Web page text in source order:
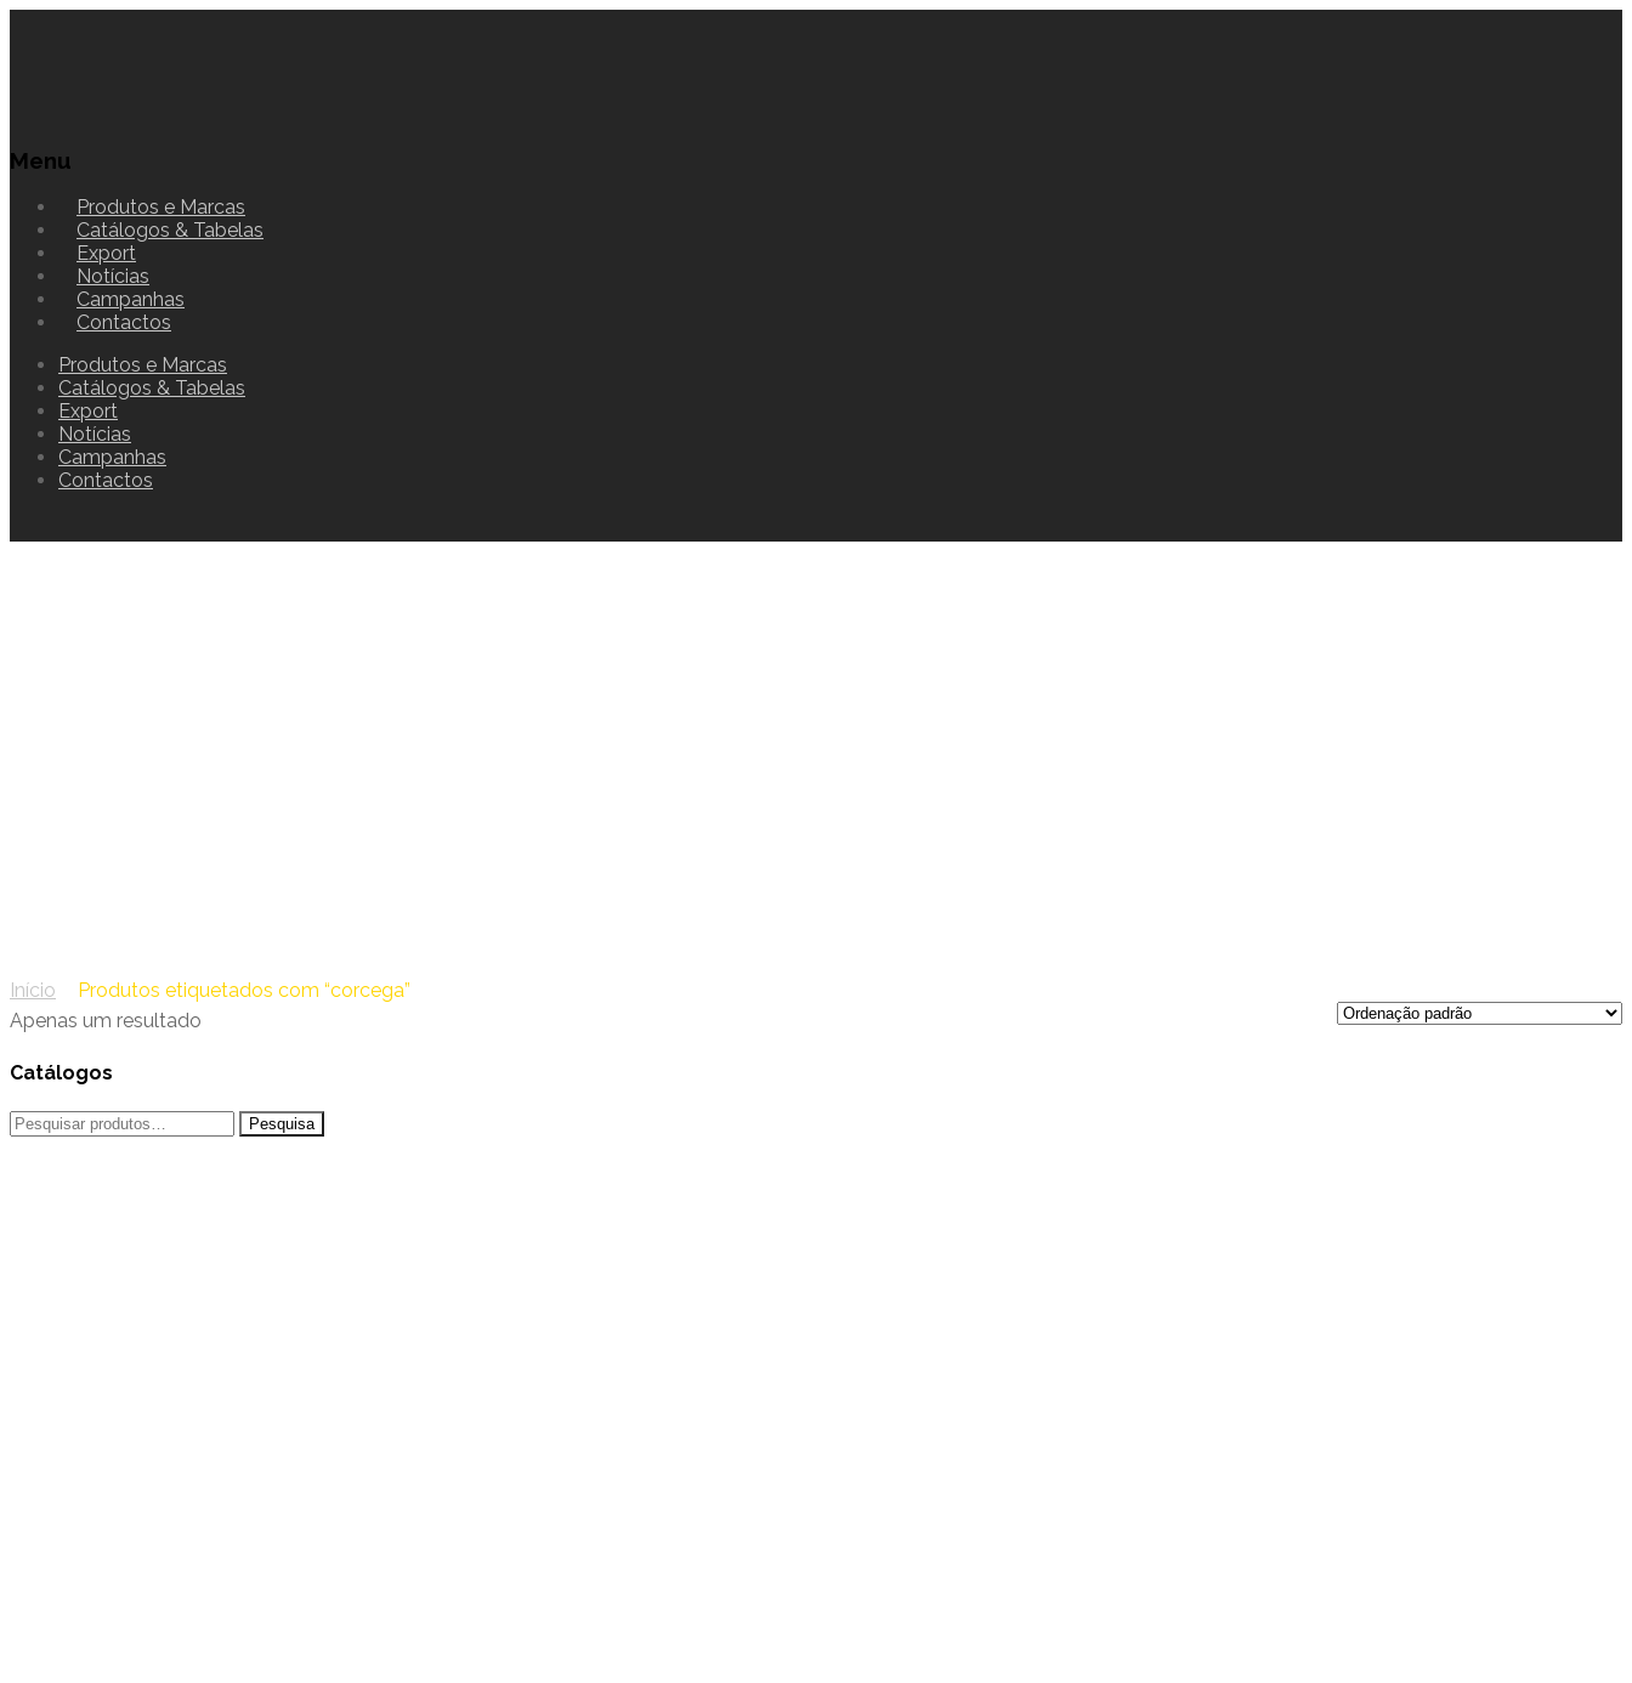
Menu
Produtos e Marcas
Catálogos & Tabelas
Export
Notícias
Campanhas
Contactos
Produtos e Marcas
Catálogos & Tabelas
Export
Notícias
Campanhas
Contactos
Início
Produtos etiquetados com “corcega”
Apenas um resultado
Catálogos
Pesquisar
por: